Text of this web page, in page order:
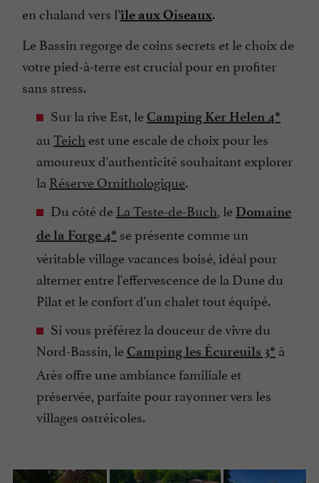
en chaland vers l’île aux Oiseaux.
Le Bassin regorge de coins secrets et le choix de
votre pied-à-terre est crucial pour en profiter
sans stress.
Sur la rive Est, le Camping Ker Helen 4*
au Teich est une escale de choix pour les
amoureux d'authenticité souhaitant explorer
la Réserve Ornithologique.
Du côté deLa Teste-de-Buch , le Domaine
de la Forge 4* se présente comme un
véritable village vacances boisé, idéal pour
alterner entre l'effervescence de la Dune du
Pilat et le confort d'un chalet tout équipé.
Si vous préférez la douceur de vivre du
Nord-Bassin, le Camping les Écureuils 3* à
Arès offre une ambiance familiale et
préservée, parfaite pour rayonner vers les
villages ostréicoles.